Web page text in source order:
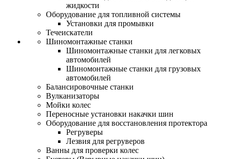
жидкости
Оборудование для топливной системы
Установки для промывки
Течеискатели
Шиномонтажные станки
Шиномонтажные станки для легковых
автомобилей
Шиномонтажные станки для грузовых
автомобилей
Балансировочные станки
Вулканизаторы
Мойки колес
Переносные установки накачки шин
Оборудование для восстановления протектора
Регруверы
Лезвия для регруверов
Ванны для проверки колес